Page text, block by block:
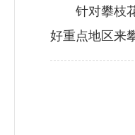
针对攀枝花
好重点地区来